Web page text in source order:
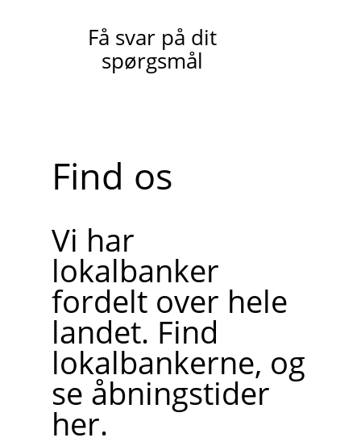
Få svar på dit
spørgsmål
Find os
Vi har
lokalbanker
fordelt over hele
landet. Find
lokalbankerne, og
se åbningstider
her.